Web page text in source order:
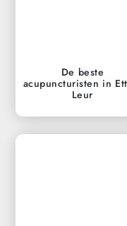
De beste
acupuncturisten in
Leur